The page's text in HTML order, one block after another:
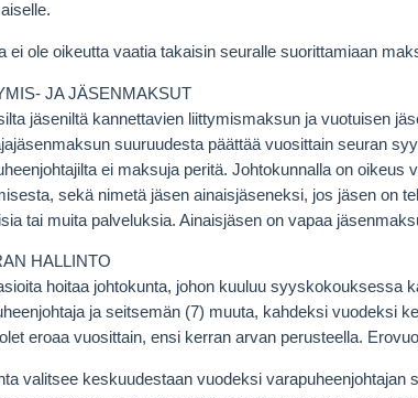
ei ole oikeutta vaatia takaisin seuralle suorittamiaan
JA JÄSENMAKSUT
jäseniltä kannettavien liittymismaksun ja vuotuisen
suuruudesta päättää vuosittain seuran
ei maksuja peritä. Johtokunnalla on oikeus
sekä nimetä jäsen ainaisjäseneksi, jos jäsen on
tai muita palveluksia. Ainaisjäsen on vapaa
HALLINTO
hoitaa johtokunta, johon kuuluu syyskokouksessa
ja seitsemän (7) muuta, kahdeksi vuodeksi
eroaa vuosittain, ensi kerran arvan perusteella.
valitsee keskuudestaan vuodeksi varapuheenjohtajan